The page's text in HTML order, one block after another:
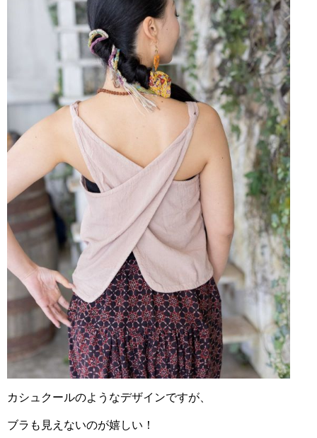
カシュクールのようなデザインですが、
ブラも見えないのが嬉しい！